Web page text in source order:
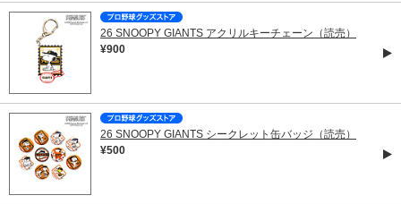
26 SNOOPY GIANTS アクリルキーチェーン（読売）
¥900
26 SNOOPY GIANTS シークレット缶バッジ（読売）
¥500